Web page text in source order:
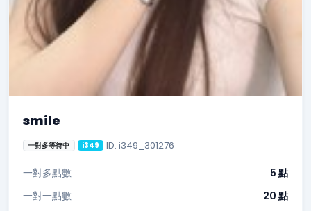
smile
一對多等待中 i349 ID: i349_301276
一對多點數
5 點
一對一點數
20 點